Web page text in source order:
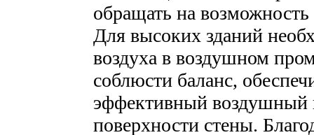
обращать на
Для высоких зданий
воздуха в воздушном
соблюсти баланс,
эффективный воздушный
поверхности стены.